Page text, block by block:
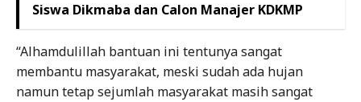
Siswa Dikmaba dan Calon Manajer KDKMP
“Alhamdulillah bantuan ini tentunya sangat
membantu masyarakat, meski sudah ada hujan
namun tetap sejumlah masyarakat masih sangat